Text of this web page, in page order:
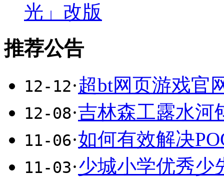
光」改版
推荐公告
12-12·超bt网页游戏官
12-08·吉林森工露水河
11-06·如何有效解决
11-03·少城小学优秀少